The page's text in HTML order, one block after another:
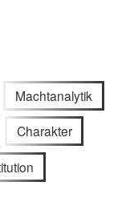
Machtanalytik
Charakter